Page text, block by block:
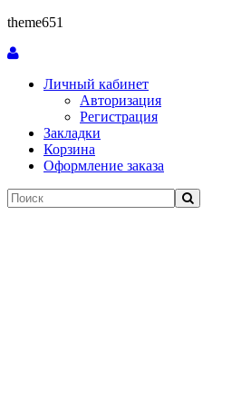
theme651
Личный кабинет
Авторизация
Регистрация
Закладки
Корзина
Оформление заказа